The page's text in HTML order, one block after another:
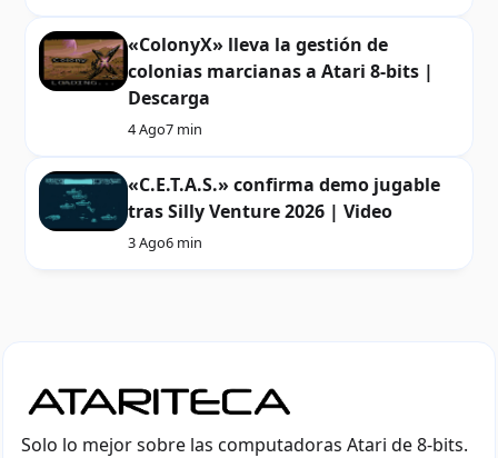
«ColonyX» lleva la gestión de
colonias marcianas a Atari 8-bits |
Descarga
4 Ago7 min
«C.E.T.A.S.» confirma demo jugable
tras Silly Venture 2026 | Video
3 Ago6 min
Solo lo mejor sobre las computadoras Atari de 8-bits.